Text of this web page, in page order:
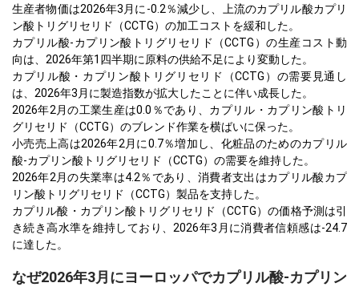
生産者物価は2026年3月に-0.2％減少し、上流のカプリル酸カプリ
ン酸トリグリセリド（CCTG）の加工コストを緩和した。
カプリル酸-カプリン酸トリグリセリド（CCTG）の生産コスト動
向は、2026年第1四半期に原料の供給不足により変動した。
カプリル酸・カプリン酸トリグリセリド（CCTG）の需要見通し
は、2026年3月に製造指数が拡大したことに伴い成長した。
2026年2月の工業生産は0.0％であり、カプリル・カプリン酸トリ
グリセリド（CCTG）のブレンド作業を横ばいに保った。
小売売上高は2026年2月に0.7％増加し、化粧品のためのカプリル
酸-カプリン酸トリグリセリド（CCTG）の需要を維持した。
2026年2月の失業率は4.2％であり、消費者支出はカプリル酸カプ
リン酸トリグリセリド（CCTG）製品を支持した。
カプリル酸・カプリン酸トリグリセリド（CCTG）の価格予測は引
き続き高水準を維持しており、2026年3月に消費者信頼感は-24.7
に達した。
なぜ2026年3月にヨーロッパでカプリル酸-カプリン